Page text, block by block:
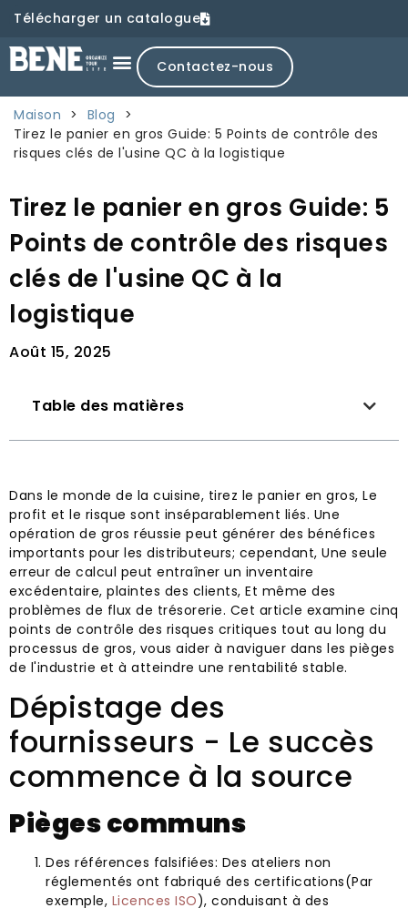
Télécharger un catalogue
Contactez-nous
Maison > Blog
>
Tirez le panier en gros Guide: 5 Points de contrôle des
risques clés de l'usine QC à la logistique
Tirez le panier en gros Guide: 5
Points de contrôle des risques
clés de l'usine QC à la
logistique
Août 15, 2025
Table des matières
Dans le monde de la cuisine, tirez le panier en gros, Le
profit et le risque sont inséparablement liés. Une
opération de gros réussie peut générer des bénéfices
importants pour les distributeurs; cependant, Une seule
erreur de calcul peut entraîner un inventaire
excédentaire, plaintes des clients, Et même des
problèmes de flux de trésorerie. Cet article examine cinq
points de contrôle des risques critiques tout au long du
processus de gros, vous aider à naviguer dans les pièges
de l'industrie et à atteindre une rentabilité stable.
Dépistage des
fournisseurs - Le succès
commence à la source
Pièges communs
Des références falsifiées: Des ateliers non
réglementés ont fabriqué des certifications(Par
exemple, Licences ISO), conduisant à des